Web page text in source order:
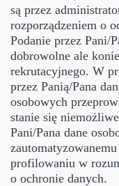
są przez
rozporządzeniem o
Podanie przez Pani/
dobrowolne ale
rekrutacyjnego. W
przez Panią/Pana
osobowych
stanie się
Pani/Pana dane
profilowaniu w
o ochronie danych.